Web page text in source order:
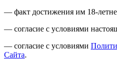
— факт достижения им 18-
— согласие с условиями
— согласие с условиями
Сайта.